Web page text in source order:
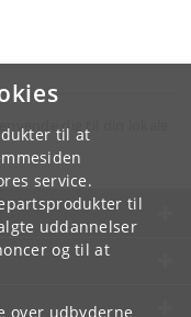
til at
service.
til
uddannelser
og til at
over udbyderne
dig til din lokale